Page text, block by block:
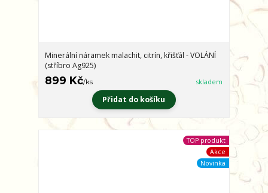
Minerální náramek malachit, citrín, křišťál - VOLÁNÍ
(stříbro Ag925)
899 Kč/ks skladem
Přidat do košíku
TOP produkt
Akce
Novinka